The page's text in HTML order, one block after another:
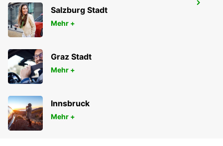
SAVERNE
SAVERNE - FRANCE
Salzburg Stadt
Mehr +
Graz Stadt
Mehr +
Innsbruck
Mehr +